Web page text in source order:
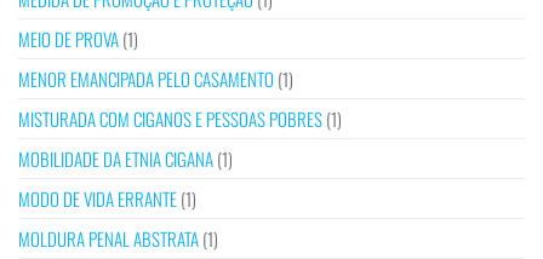
MEIO DE PROVA(1)
MENOR EMANCIPADA PELO CASAMENTO (1)
MISTURADA COM CIGANOS E PESSOAS POBRES(1)
MOBILIDADE DA ETNIA CIGANA(1)
MODO DE VIDA ERRANTE(1)
MOLDURA PENAL ABSTRATA(1)